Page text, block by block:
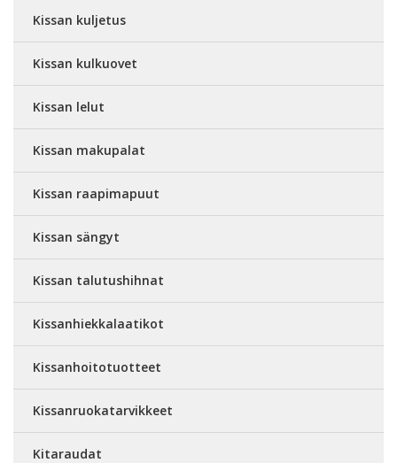
Kissan kuljetus
Kissan kulkuovet
Kissan lelut
Kissan makupalat
Kissan raapimapuut
Kissan sängyt
Kissan talutushihnat
Kissanhiekkalaatikot
Kissanhoitotuotteet
Kissanruokatarvikkeet
Kitaraudat